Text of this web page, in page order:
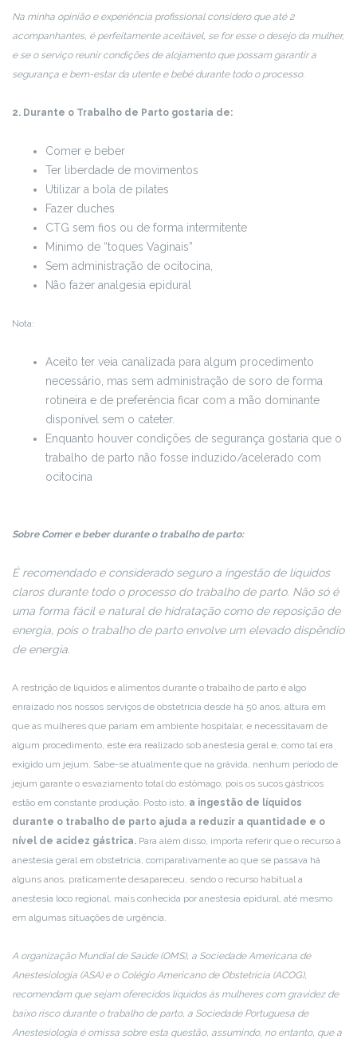
Na minha opinião e experiência profissional considero que até 2
acompanhantes, é perfeitamente aceitável, se for esse o desejo da mulher,
e se o serviço reunir condições de alojamento que possam garantir a
segurança e bem-estar da utente e bebé durante todo o processo.
2. Durante o Trabalho de Parto gostaria de:
Comer e beber
Ter liberdade de movimentos
Utilizar a bola de pilates
Fazer duches
CTG sem fios ou de forma intermitente
Mínimo de “toques Vaginais”
Sem administração de ocitocina,
Não fazer analgesia epidural
Nota:
Aceito ter veia canalizada para algum procedimento
necessário, mas sem administração de soro de forma
rotineira e de preferência ficar com a mão dominante
disponível sem o cateter.
Enquanto houver condições de segurança gostaria que o
trabalho de parto não fosse induzido/acelerado com
ocitocina
Sobre Comer e beber durante o trabalho de parto:
É recomendado e considerado seguro a ingestão de líquidos
claros durante todo o processo do trabalho de parto. Não só é
uma forma fácil e natural de hidratação como de reposição de
energia, pois o trabalho de parto envolve um elevado dispêndio
de energia.
A restrição de líquidos e alimentos durante o trabalho de parto é algo
enraizado nos nossos serviços de obstetrícia desde há 50 anos, altura em
que as mulheres que pariam em ambiente hospitalar, e necessitavam de
algum procedimento, este era realizado sob anestesia geral e, como tal era
exigido um jejum. Sabe-se atualmente que na grávida, nenhum período de
jejum garante o esvaziamento total do estômago, pois os sucos gástricos
estão em constante produção. Posto isto, a ingestão de líquidos
durante o trabalho de parto ajuda a reduzir a quantidade e o
nível de acidez gástrica. Para além disso, importa referir que o recurso à
anestesia geral em obstetrícia, comparativamente ao que se passava há
alguns anos, praticamente desapareceu, sendo o recurso habitual a
anestesia loco regional, mais conhecida por anestesia epidural, até mesmo
em algumas situações de urgência.
A organização Mundial de Saúde (OMS), a Sociedade Americana de
Anestesiologia (ASA) e o Colégio Americano de Obstetrícia (ACOG),
recomendam que sejam oferecidos líquidos às mulheres com gravidez de
baixo risco durante o trabalho de parto, a Sociedade Portuguesa de
Anestesiologia é omissa sobre esta questão, assumindo, no entanto, que a